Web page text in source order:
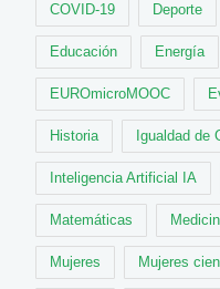
COVID-19 Deporte
Educación Energía
EUROmicroMOOC
Historia Igualdad de
Inteligencia Artificial IA
Matemáticas
Mujeres Mujeres